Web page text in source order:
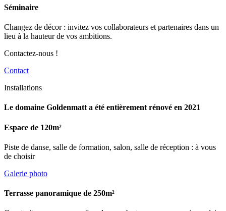
Séminaire
Changez de décor : invitez vos collaborateurs et partenaires dans un
lieu à la hauteur de vos ambitions.
Contactez-nous !
Contact
Installations
Le domaine Goldenmatt a été entièrement rénové en 2021
Espace de 120m²
Piste de danse, salle de formation, salon, salle de réception : à vous
de choisir
Galerie photo
Terrasse panoramique de 250m²